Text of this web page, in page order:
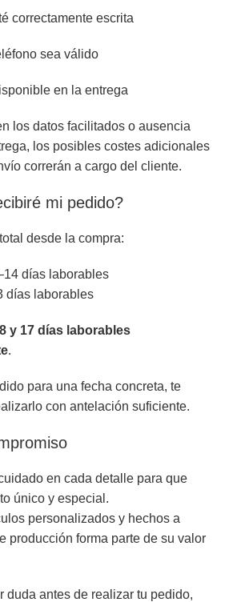
correctamente escrita
sea válido
en la entrega
los datos facilitados o ausencia
los posibles costes adicionales
correrán a cargo del cliente.
mi pedido?
desde la compra:
días laborables
días laborables
8 y 17 días laborables
.
para una fecha concreta, te
con antelación suficiente.
en cada detalle para que
único y especial.
personalizados y hechos a
producción forma parte de su valor
duda antes de realizar tu pedido,